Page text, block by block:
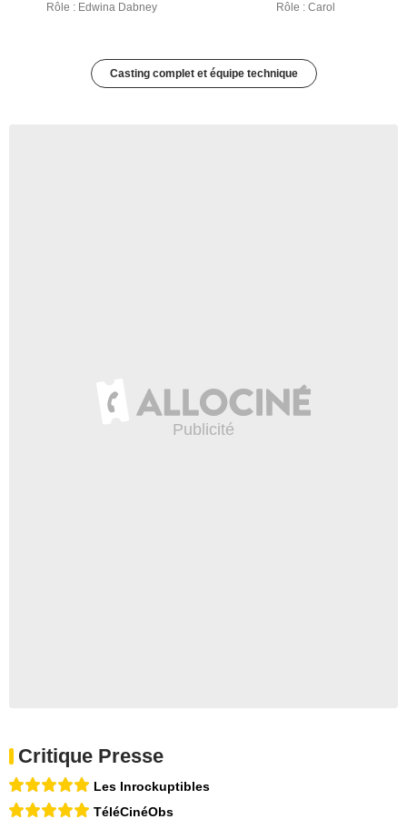
Rôle : Edwina Dabney Rôle : Carol
Casting complet et équipe technique
Critique Presse
Les Inrockuptibles
TéléCinéObs